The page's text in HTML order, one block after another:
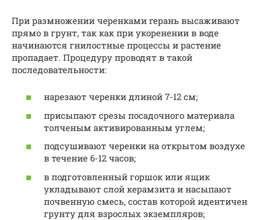
При размножении черенками герань высаживают
прямо в грунт, так как при укоренении в воде
начинаются гнилостные процессы и растение
пропадает. Процедуру проводят в такой
последовательности:
нарезают черенки длиной 7-12 см;
присыпают срезы посадочного материала
толченым активированным углем;
подсушивают черенки на открытом воздухе
в течение 6-12 часов;
в подготовленный горшок или ящик
укладывают слой керамзита и насыпают
почвенную смесь, состав которой идентичен
грунту для взрослых экземпляров;